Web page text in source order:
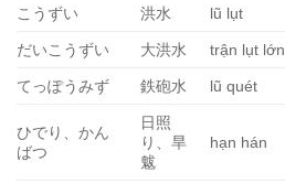
こうずい 洪水 lũ lụt
だいこうずい 大洪水 trận lụt lớn
てっぽうみず 鉄砲水 lũ quét
ひでり、かん
ばつ
日照
り、旱
魃
hạn hán